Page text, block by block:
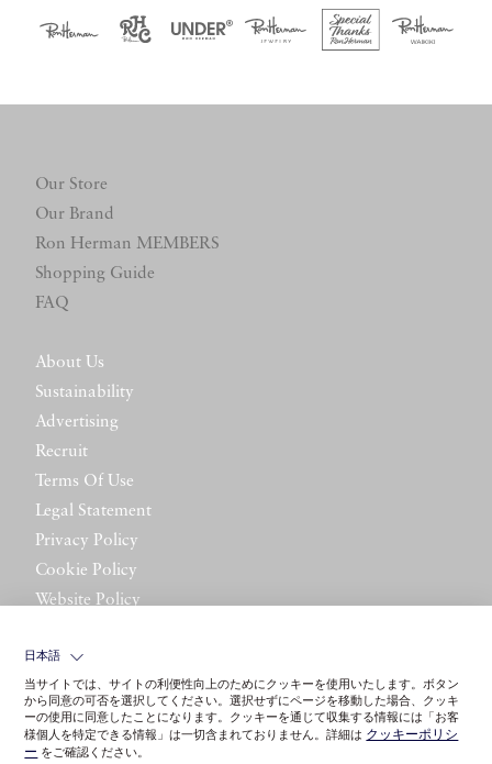
Our Store
Our Brand
Ron Herman MEMBERS
Shopping Guide
FAQ
About Us
Sustainability
Advertising
Recruit
Terms Of Use
Legal Statement
Privacy Policy
Cookie Policy
Website Policy
日本語
当サイトでは、サイトの利便性向上のためにクッキーを使用いたします。ボタン
から同意の可否を選択してください。選択せずにページを移動した場合、クッキ
ーの使用に同意したことになります。クッキーを通じて収集する情報には「お客
様個人を特定できる情報」は一切含まれておりません。詳細は クッキーポリシ
ー をご確認ください。